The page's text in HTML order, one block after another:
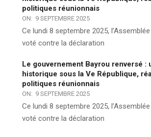
politiques réunionnais
ON: 9 SEPTEMBRE 2025
Ce lundi 8 septembre 2025,
voté contre la déclaration
Le gouvernement Bayrou renversé :
historique sous la Ve République,
politiques réunionnais
ON: 9 SEPTEMBRE 2025
Ce lundi 8 septembre 2025,
voté contre la déclaration